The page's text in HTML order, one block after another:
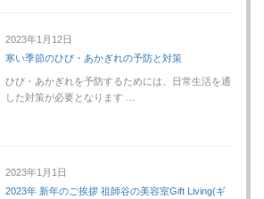
2023年1月12日
寒い季節のひび・あかぎれの予防と対策
ひび・あかぎれを予防するためには、日常生活を通
した対策が必要となります …
2023年1月1日
2023年 新年のご挨拶 祖師谷の美容室Gift Living(ギ